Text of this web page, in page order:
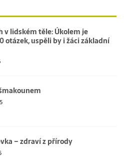
v lidském těle: Úkolem je
otázek, uspěli by i žáci základní
– zdraví z přírody